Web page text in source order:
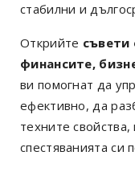
стабилни и
Открийте съвети
финансите,
ви помогнат да
ефективно, да
техните
спестяванията си